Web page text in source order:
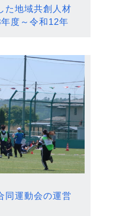
た地域共創人材
度～令和12年
同運動会の運営